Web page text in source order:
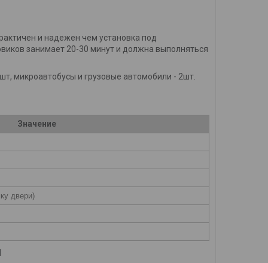
и надежен чем установка под
занимает 20-30 минут и должна выполняться
микроавтобусы и грузовые автомобили - 2шт.
Значение
двери)